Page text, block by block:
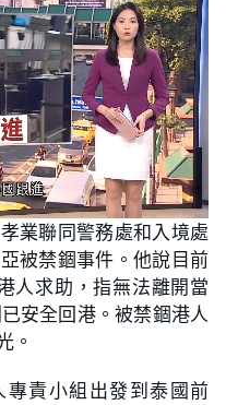
業聯同警務處和入境處
被禁錮事件。他說目前
人求助，指無法離開當
安全回港。被禁錮港人
。
責小組出發到泰國前